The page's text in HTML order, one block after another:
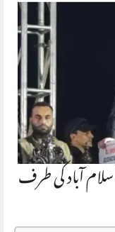
27 ستمبر کو اسلام آباد کی طرف